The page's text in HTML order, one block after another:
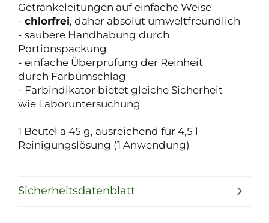
Getränkeleitungen auf einfache Weise
- chlorfrei, daher absolut umweltfreundlich
- saubere Handhabung durch
Portionspackung
- einfache Überprüfung der Reinheit
durch Farbumschlag
- Farbindikator bietet gleiche Sicherheit
wie Laboruntersuchung
1 Beutel a 45 g, ausreichend für 4,5 l
Reinigungslösung (1 Anwendung)
Sicherheitsdatenblatt